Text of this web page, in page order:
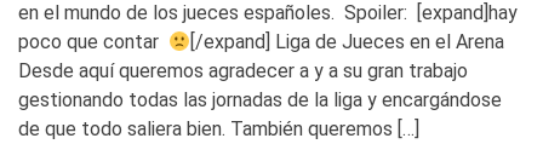
en el mundo de los jueces españoles. Spoiler: [expand]hay
poco que contar
[/expand] Liga de Jueces en el Arena
Desde aquí queremos agradecer a y a su gran trabajo
gestionando todas las jornadas de la liga y encargándose
de que todo saliera bien. También queremos […]